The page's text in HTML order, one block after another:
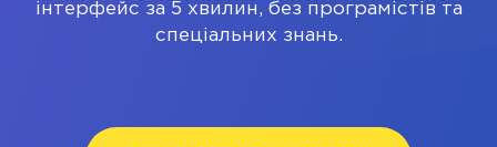
інтерфейс за 5 хвилин, без програмістів та
спеціальних знань.